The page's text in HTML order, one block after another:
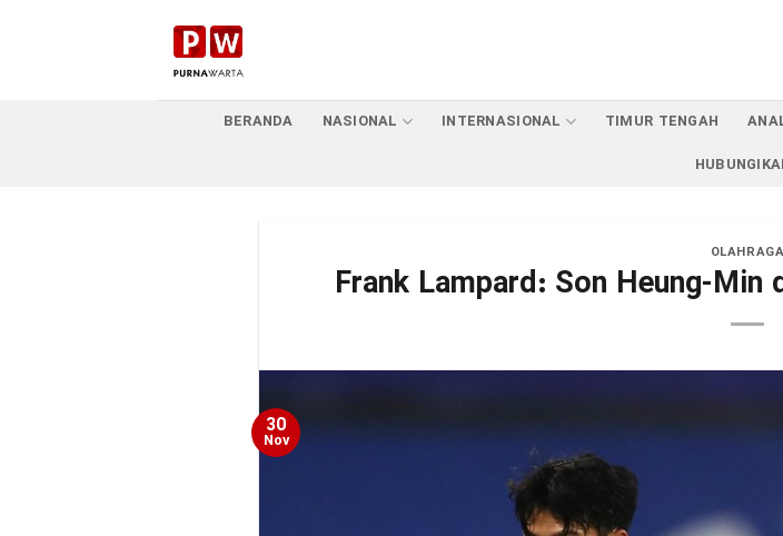
BERANDA NASIONAL INTERNASIONAL TIMUR TENGAH
OLAHRAGA
Frank Lampard: Son Heung-
30
Nov